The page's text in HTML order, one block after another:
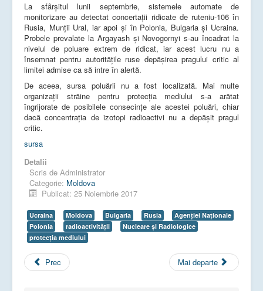
La sfârșitul lunii septembrie, sistemele automate de
monitorizare au detectat concertații ridicate de ruteniu-106 în
Rusia, Munții Ural, iar apoi și în Polonia, Bulgaria și Ucraina.
Probele prevalate la Argayash și Novogornyi s-au încadrat la
nivelul de poluare extrem de ridicat, iar acest lucru nu a
însemnat pentru autorităţile ruse depășirea pragului critic al
limitei admise ca să intre în alertă.
De aceea, sursa poluării nu a fost localizată. Mai multe
organizații străine pentru protecția mediului s-a arătat
îngrijorate de posibilele consecințe ale acestei poluări, chiar
dacă concentrația de izotopi radioactivi nu a depășit pragul
critic.
sursa
Detalii
Scris de Administrator
Categorie: Moldova
Publicat: 25 Noiembrie 2017
Ucraina Moldova Bulgaria Rusia
Agenției Naționale
Polonia
radioactivităţii
Nucleare și Radiologice
protecția mediului
Prec Mai departe